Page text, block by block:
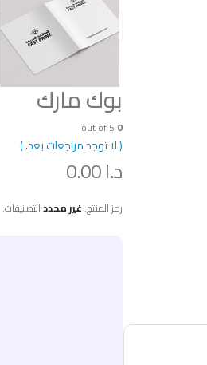
بوك مارك
0
( لا توجد مراجعات بعد. )
د.ا
رمز المنتج: غير محددالتصنيفات: